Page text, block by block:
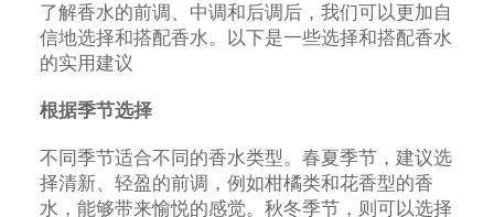
了解香水的前调、中调和后调后，我们可以更加自
信地选择和搭配香水。以下是一些选择和搭配香水
的实用建议
根据季节选择
不同季节适合不同的香水类型。春夏季节，建议选
择清新、轻盈的前调，例如柑橘类和花香型的香
水，能够带来愉悦的感觉。秋冬季节，则可以选择